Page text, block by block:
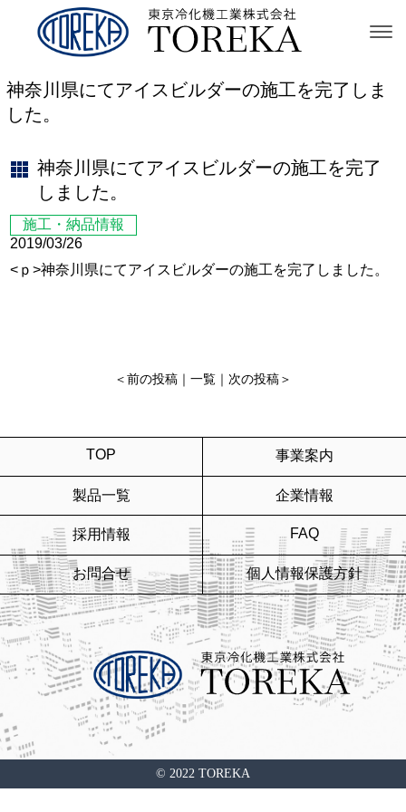
神奈川県にてアイスビルダーの施工を完了しま
した。
神奈川県にてアイスビルダーの施工を完了
しました。
施工・納品情報
2019/03/26
<ｐ>神奈川県にてアイスビルダーの施工を完了しました。
＜ 前の投稿 一覧 次の投稿 ＞
TOP 事業案内
製品一覧 企業情報
採用情報 FAQ
お問合せ 個人情報保護方針
© 2022 TOREKA